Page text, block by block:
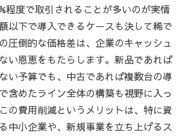
程度で取引されることが多いのが実情
以下で導入できるケースも決して稀で
圧倒的な価格差は、企業のキャッシュ
い恩恵をもたらします。新品であれば
い予算でも、中古であれば複数台の導
含めたライン全体の構築も視野に入っ
の費用削減というメリットは、特に資
中小企業や、新規事業を立ち上げるス